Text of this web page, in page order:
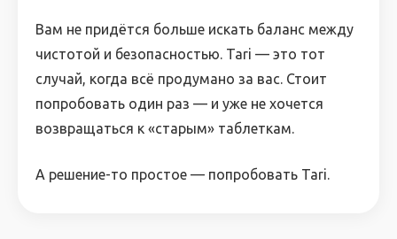
Вам не придётся больше искать баланс между
чистотой и безопасностью. Tari — это тот
случай, когда всё продумано за вас. Стоит
попробовать один раз — и уже не хочется
возвращаться к «старым» таблеткам.
А решение-то простое — попробовать Tari.